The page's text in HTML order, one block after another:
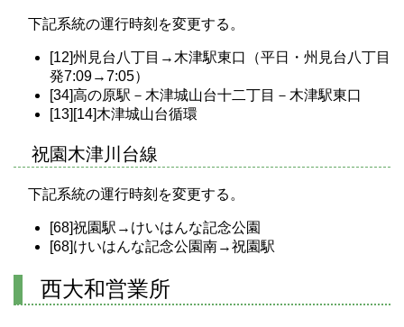
下記系統の運行時刻を変更する。
[12]州見台八丁目→木津駅東口（平日・州見台八丁目
発7:09→7:05）
[34]高の原駅－木津城山台十二丁目－木津駅東口
[13][14]木津城山台循環
祝園木津川台線
下記系統の運行時刻を変更する。
[68]祝園駅→けいはんな記念公園
[68]けいはんな記念公園南→祝園駅
西大和営業所